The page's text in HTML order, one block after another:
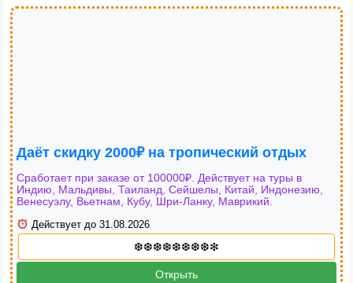
Даёт скидку 2000₽ на тропический отдых
Сработает при заказе от 100000₽. Действует на туры в
Индию, Мальдивы, Таиланд, Сейшелы, Китай, Индонезию,
Венесуэлу, Вьетнам, Кубу, Шри-Ланку, Маврикий.
Действует до 31.08.2026
Открыть